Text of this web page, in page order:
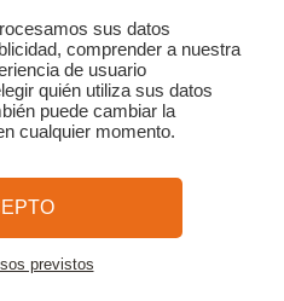
Ver el mapa
y política de privacidad
FAQ Blog Mapa del sitio
dirigido por Sooyoos
sus datos
comprender a nuestra
de usuario
quién utiliza sus datos
puede cambiar la
cualquier momento.
previstos